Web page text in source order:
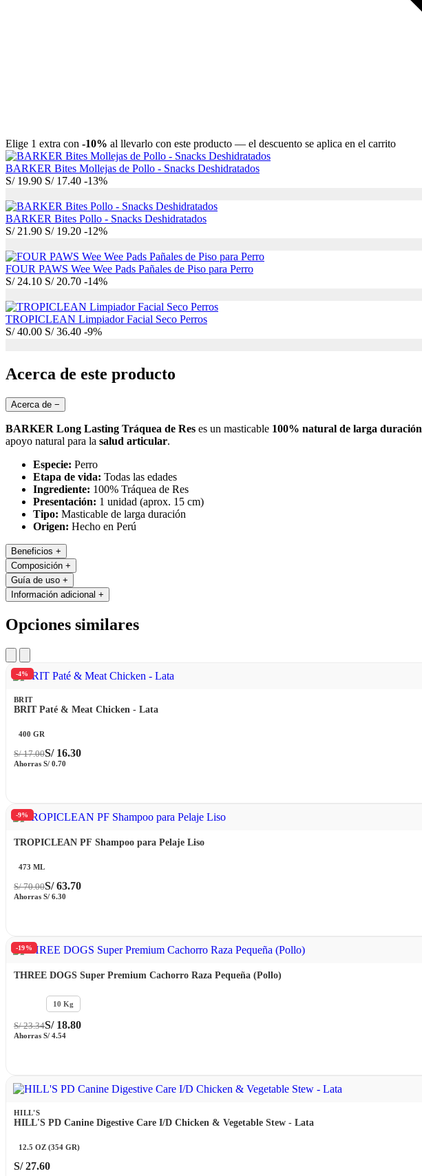
Elige 1 extra con -10% al llevarlo con este producto — el descuento se aplica en el carrito
BARKER Bites Mollejas de Pollo - Snacks Deshidratados
S/19.90 S/17.40 -13%
BARKER Bites Pollo - Snacks Deshidratados
S/21.90 S/19.20 -12%
FOUR PAWS Wee Wee Pads Pañales de Piso para Perro
S/24.10 S/20.70 -14%
TROPICLEAN Limpiador Facial Seco Perros
S/40.00 S/36.40 -9%
Acerca de este producto
Acerca de −
BARKER Long Lasting Tráquea de Res es un masticable 100% natural de larga duración
apoyo natural para la salud articular.
Especie: Perro
Etapa de vida: Todas las edades
Ingrediente: 100% Tráquea de Res
Presentación: 1 unidad (aprox. 15 cm)
Tipo: Masticable de larga duración
Origen: Hecho en Perú
Beneficios +
Composición +
Guía de uso +
Información adicional +
Opciones similares
-4%
BRIT
BRIT Paté & Meat Chicken - Lata
400 GR
S/17.00S/16.30
Ahorras S/ 0.70
-9%
TROPICLEAN PF Shampoo para Pelaje Liso
473 ML
S/70.00S/63.70
Ahorras S/ 6.30
-19%
THREE DOGS Super Premium Cachorro Raza Pequeña (Pollo)
10 Kg
S/23.34S/18.80
Ahorras S/ 4.54
HILL'S
HILL'S PD Canine Digestive Care I/D Chicken & Vegetable Stew - Lata
12.5 OZ (354 GR)
S/27.60